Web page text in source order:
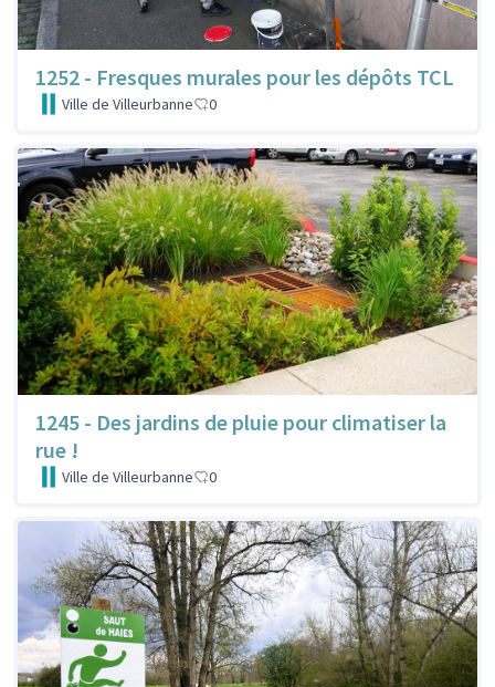
1252 - Fresques murales pour les dépôts TCL
Ville de Villeurbanne 0
1245 - Des jardins de pluie pour climatiser la
rue !
Ville de Villeurbanne 0